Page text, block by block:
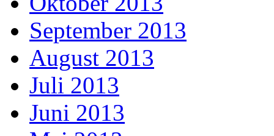
September 2013
August 2013
Juli 2013
Juni 2013